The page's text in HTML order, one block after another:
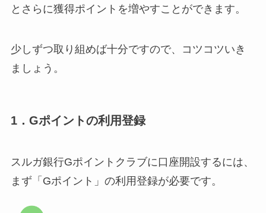
とさらに獲得ポイントを増やすことができます。
少しずつ取り組めば十分ですので、コツコツいき
ましょう。
1．Gポイントの利用登録
スルガ銀行Gポイントクラブに口座開設するには、
まず「Gポイント」の利用登録が必要です。